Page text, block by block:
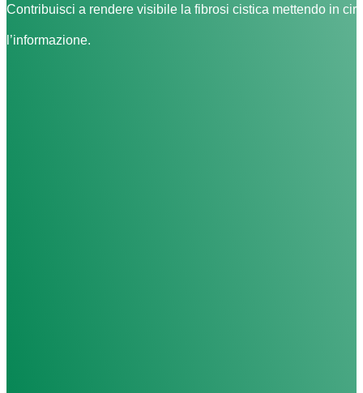
Contribuisci a rendere visibile la fibrosi cistica mettendo in
l’informazione.